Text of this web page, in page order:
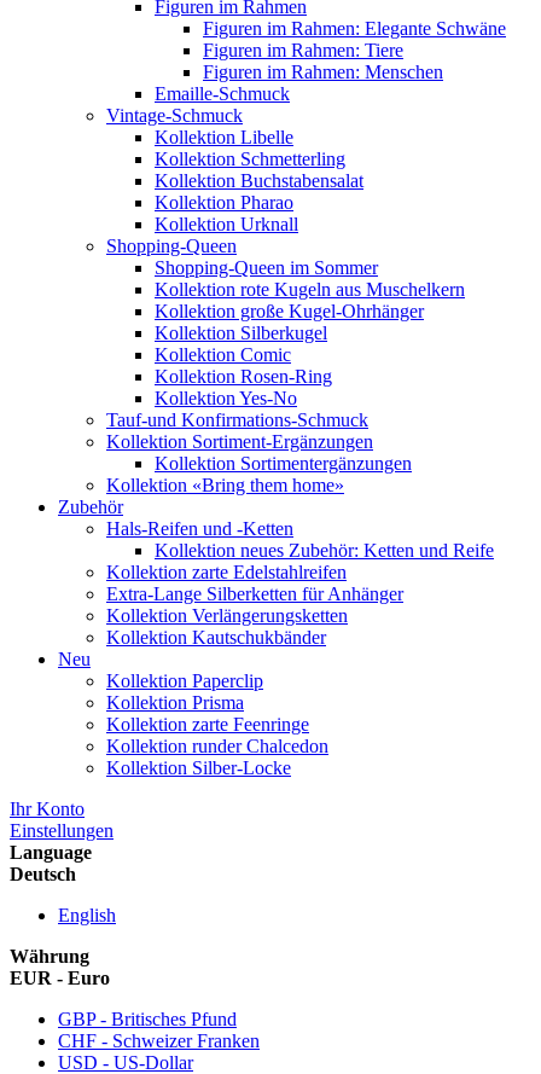
Figuren im Rahmen
Figuren im Rahmen: Elegante Schwäne
Figuren im Rahmen: Tiere
Figuren im Rahmen: Menschen
Emaille-Schmuck
Vintage-Schmuck
Kollektion Libelle
Kollektion Schmetterling
Kollektion Buchstabensalat
Kollektion Pharao
Kollektion Urknall
Shopping-Queen
Shopping-Queen im Sommer
Kollektion rote Kugeln aus Muschelkern
Kollektion große Kugel-Ohrhänger
Kollektion Silberkugel
Kollektion Comic
Kollektion Rosen-Ring
Kollektion Yes-No
Tauf-und Konfirmations-Schmuck
Kollektion Sortiment-Ergänzungen
Kollektion Sortimentergänzungen
Kollektion «Bring them home»
Zubehör
Hals-Reifen und -Ketten
Kollektion neues Zubehör: Ketten und Reife
Kollektion zarte Edelstahlreifen
Extra-Lange Silberketten für Anhänger
Kollektion Verlängerungsketten
Kollektion Kautschukbänder
Neu
Kollektion Paperclip
Kollektion Prisma
Kollektion zarte Feenringe
Kollektion runder Chalcedon
Kollektion Silber-Locke
Ihr Konto
Einstellungen
Language
Deutsch
English
Währung
EUR - Euro
GBP - Britisches Pfund
CHF - Schweizer Franken
USD - US-Dollar